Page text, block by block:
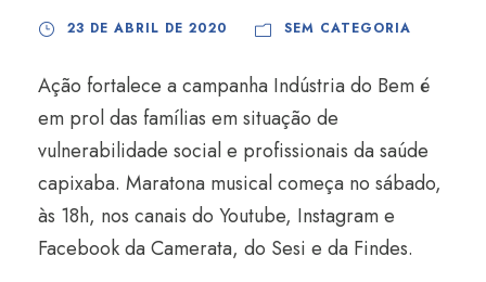
23 DE ABRIL DE 2020 SEM CATEGORIA
Ação fortalece a campanha Indústria do Bem é
em prol das famílias em situação de
vulnerabilidade social e profissionais da saúde
capixaba. Maratona musical começa no sábado,
às 18h, nos canais do Youtube, Instagram e
Facebook da Camerata, do Sesi e da Findes.